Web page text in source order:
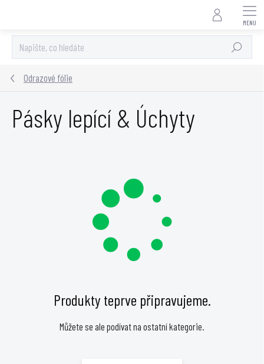
obsah
Hledat
Odrazové fólie
Pásky lepící & Úchyty
Produkty teprve připravujeme.
Můžete se ale podívat na ostatní kategorie.